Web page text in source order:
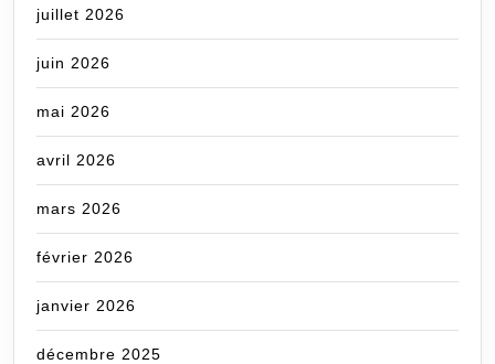
juillet 2026
juin 2026
mai 2026
avril 2026
mars 2026
février 2026
janvier 2026
décembre 2025